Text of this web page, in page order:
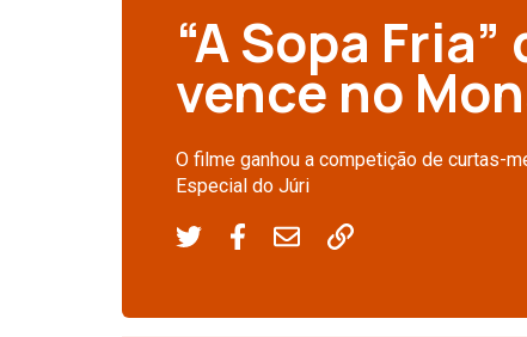
“A Sopa
vence no
O filme ganhou a competição de curtas-
Especial do Júri